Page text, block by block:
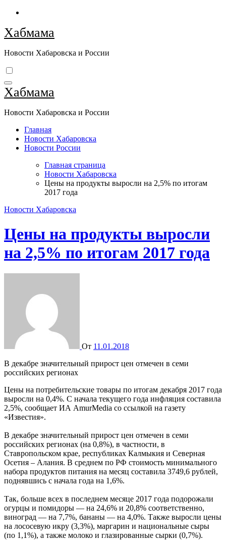
Перейти
содержимому
Хабмама
Новости Хабаровска и России
Хабмама
Новости Хабаровска и России
Главная
Новости Хабаровска
Новости России
Главная страница
Новости Хабаровска
Цены на продукты выросли на 2,5% по итогам
2017 года
Новости Хабаровска
Цены на продукты выросли
на 2,5% по итогам 2017 года
От 11.01.2018
В декабре значительный прирост цен отмечен в семи
российских регионах
Цены на потребительские товары по итогам декабря 2017 года
выросли на 0,4%. С начала текущего года инфляция составила
2,5%, сообщает ИА AmurMedia со ссылкой на газету
«Известия».
В декабре значительный прирост цен отмечен в семи
российских регионах (на 0,8%), в частности, в
Ставропольском крае, республиках Калмыкия и Северная
Осетия – Алания. В среднем по РФ стоимость минимального
набора продуктов питания на месяц составила 3749,6 рублей,
поднявшись с начала года на 1,6%.
Так, больше всех в последнем месяце 2017 года подорожали
огурцы и помидоры — на 24,6% и 20,8% соответственно,
виноград — на 7,7%, бананы — на 4,0%. Также выросли цены
на лососевую икру (3,3%), маргарин и национальные сыры
(по 1,1%), а также молоко и глазированные сырки (0,7%).